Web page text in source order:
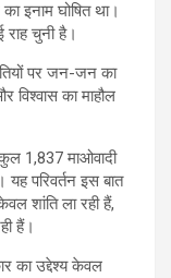
इनाम घोषित था।
राह चुनी है।
पर जन-जन का
विश्वास का माहौल
1,837 माओवादी
यह परिवर्तन इस बात
शांति ला रही हैं,
हैं।
का उद्देश्य केवल